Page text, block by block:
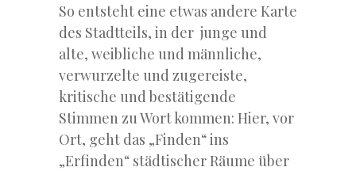
So entsteht eine etwas andere Karte
des Stadtteils, in der junge und
alte, weibliche und männliche,
verwurzelte und zugereiste,
kritische und bestätigende
Stimmen zu Wort kommen: Hier, vor
Ort, geht das „Finden“ ins
„Erfinden“ städtischer Räume über